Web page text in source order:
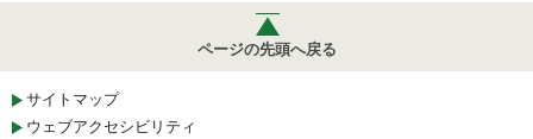
ページの先頭へ戻る
サイトマップ
ウェブアクセシビリティ